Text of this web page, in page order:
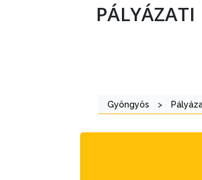
LÁTVÁNYOSSÁGOK
PÁLYÁZATI
Gyöngyös >